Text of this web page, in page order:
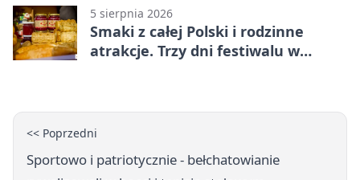
5 sierpnia 2026
Smaki z całej Polski i rodzinne
atrakcje. Trzy dni festiwalu w
<< Poprzedni
Sportowo i patriotycznie - bełchatowianie